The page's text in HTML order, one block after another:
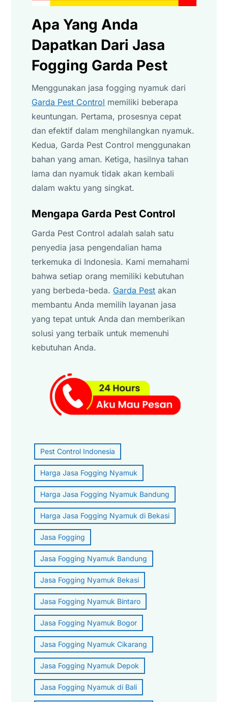
Apa Yang Anda
Dapatkan Dari Jasa
Fogging Garda Pest
Menggunakan jasa fogging nyamuk dari
Garda Pest Control memiliki beberapa
keuntungan. Pertama, prosesnya cepat
dan efektif dalam menghilangkan nyamuk.
Kedua, Garda Pest Control menggunakan
bahan yang aman. Ketiga, hasilnya tahan
lama dan nyamuk tidak akan kembali
dalam waktu yang singkat.
Mengapa Garda Pest Control
Garda Pest Control adalah salah satu
penyedia jasa pengendalian hama
terkemuka di Indonesia. Kami memahami
bahwa setiap orang memiliki kebutuhan
yang berbeda-beda. Garda Pest akan
membantu Anda memilih layanan jasa
yang tepat untuk Anda dan memberikan
solusi yang terbaik untuk memenuhi
kebutuhan Anda.
Pest Control Indonesia
Harga Jasa Fogging Nyamuk
Harga Jasa Fogging Nyamuk Bandung
Harga Jasa Fogging Nyamuk di Bekasi
Jasa Fogging
Jasa Fogging Nyamuk Bandung
Jasa Fogging Nyamuk Bekasi
Jasa Fogging Nyamuk Bintaro
Jasa Fogging Nyamuk Bogor
Jasa Fogging Nyamuk Cikarang
Jasa Fogging Nyamuk Depok
Jasa Fogging Nyamuk di Bali